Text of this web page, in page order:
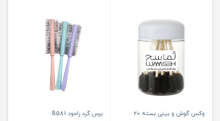
وکس گوش و بینی بسته ۲۰
برس گرد رامود B581